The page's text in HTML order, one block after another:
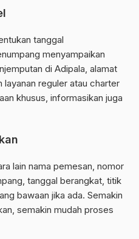
tanggal
menyampaikan
di Adipala, alamat
layanan reguler atau charter
khusus, informasikan juga
lain nama pemesan, nomor
tanggal berangkat, titik
bawaan jika ada. Semakin
semakin mudah proses